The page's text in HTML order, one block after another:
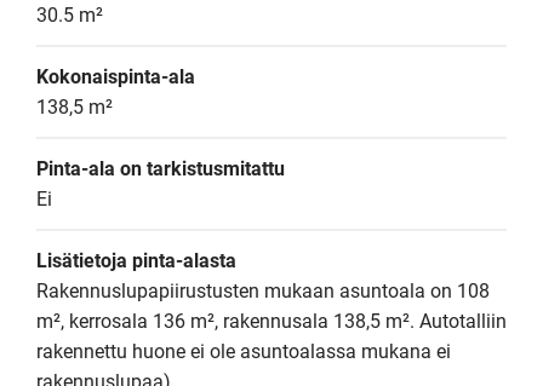
30.5 m²
Kokonaispinta-ala
138,5 m²
Pinta-ala on tarkistusmitattu
Ei
Lisätietoja pinta-alasta
Rakennuslupapiirustusten mukaan asuntoala on 108
m², kerrosala 136 m², rakennusala 138,5 m². Autotalliin
rakennettu huone ei ole asuntoalassa mukana ei